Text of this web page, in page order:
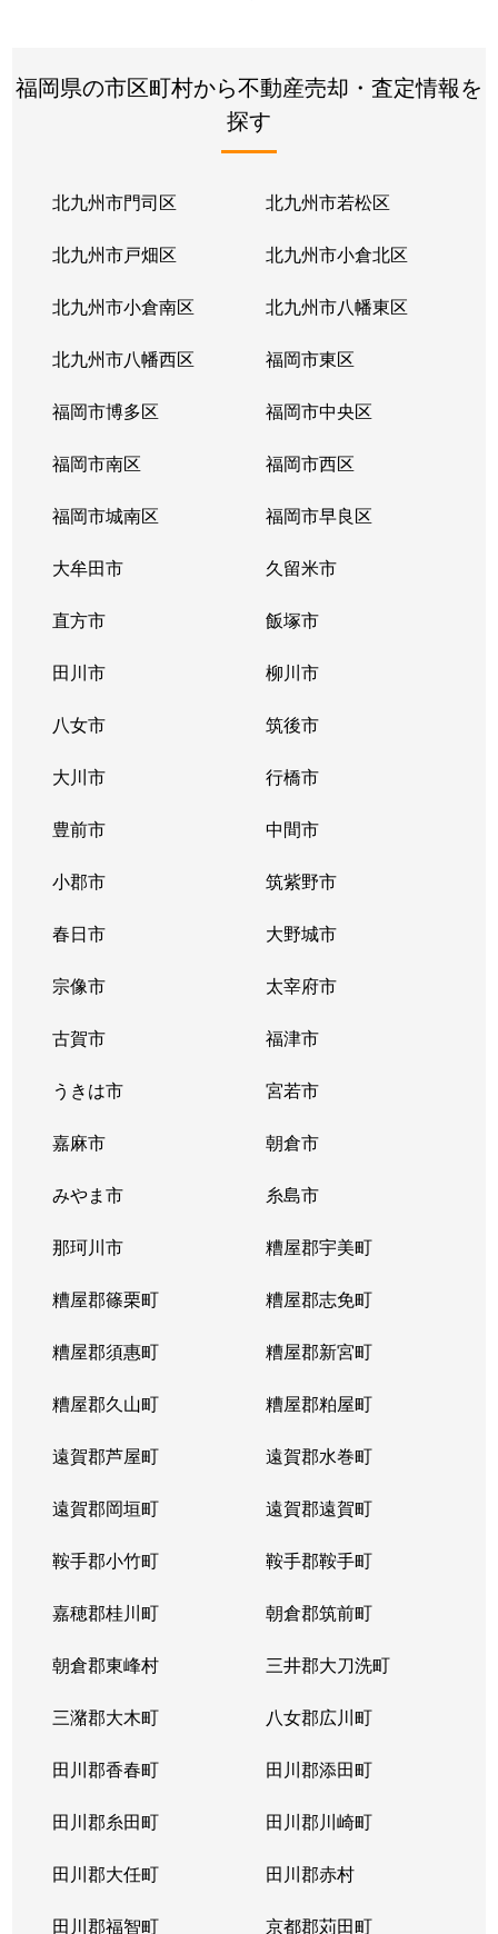
福岡県の市区町村から不動産売却・査定情報を
探す
北九州市門司区 北九州市若松区
北九州市戸畑区 北九州市小倉北区
北九州市小倉南区 北九州市八幡東区
北九州市八幡西区 福岡市東区
福岡市博多区 福岡市中央区
福岡市南区 福岡市西区
福岡市城南区 福岡市早良区
大牟田市 久留米市
直方市 飯塚市
田川市 柳川市
八女市 筑後市
大川市 行橋市
豊前市 中間市
小郡市 筑紫野市
春日市 大野城市
宗像市 太宰府市
古賀市 福津市
うきは市 宮若市
嘉麻市 朝倉市
みやま市 糸島市
那珂川市 糟屋郡宇美町
糟屋郡篠栗町 糟屋郡志免町
糟屋郡須惠町 糟屋郡新宮町
糟屋郡久山町 糟屋郡粕屋町
遠賀郡芦屋町 遠賀郡水巻町
遠賀郡岡垣町 遠賀郡遠賀町
鞍手郡小竹町 鞍手郡鞍手町
嘉穂郡桂川町 朝倉郡筑前町
朝倉郡東峰村 三井郡大刀洗町
三潴郡大木町 八女郡広川町
田川郡香春町 田川郡添田町
田川郡糸田町 田川郡川崎町
田川郡大任町 田川郡赤村
田川郡福智町 京都郡苅田町